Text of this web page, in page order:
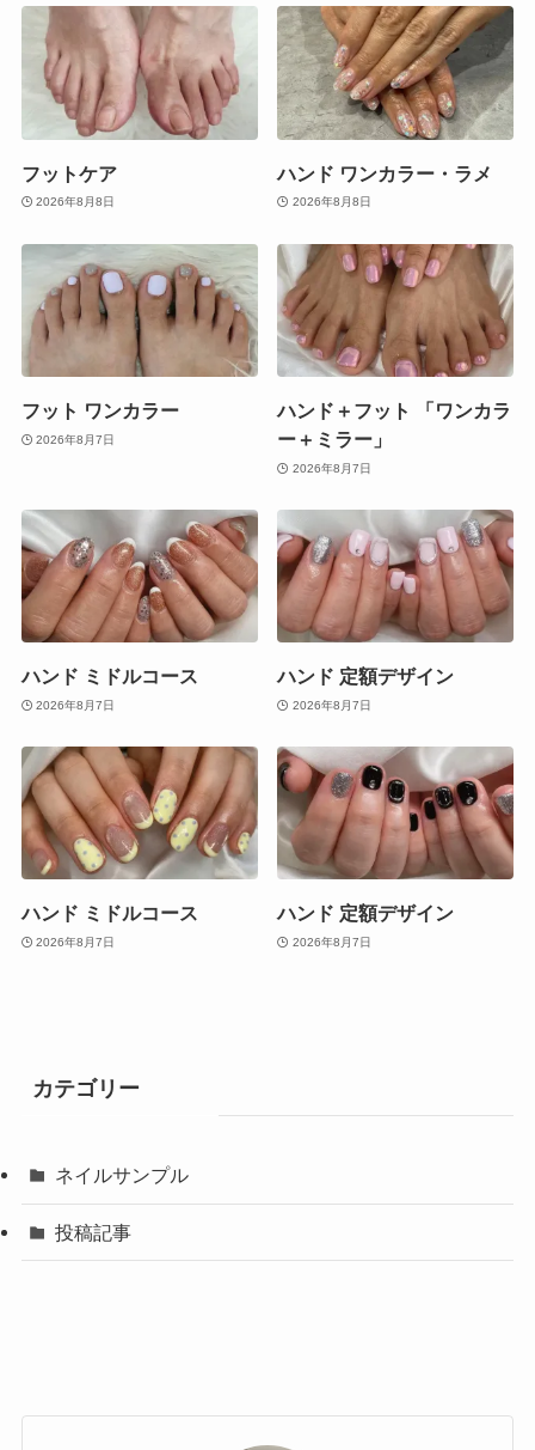
フットケア
2026年8月8日
ハンド ワンカラー・ラメ
2026年8月8日
フット ワンカラー
2026年8月7日
ハンド＋フット 「ワンカラ
ー＋ミラー」
2026年8月7日
ハンド ミドルコース
2026年8月7日
ハンド 定額デザイン
2026年8月7日
ハンド ミドルコース
2026年8月7日
ハンド 定額デザイン
2026年8月7日
カテゴリー
ネイルサンプル
投稿記事